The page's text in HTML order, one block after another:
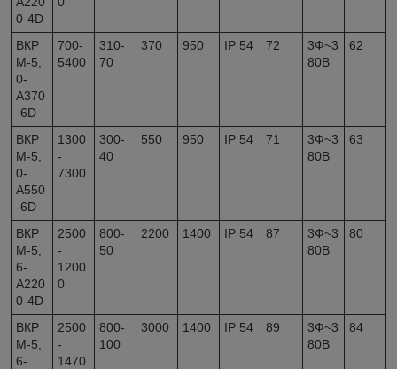
0-4D
ВКР
М-5,
0-
А370
-6D
700-
5400
310-
70
370 950 IP 54 72
3Ф~3
80В
62
ВКР
М-5,
0-
А550
-6D
1300
-
7300
300-
40
550 950 IP 54 71
3Ф~3
80В
63
ВКР
М-5,
6-
А220
0-4D
2500
-
1200
0
800-
50
2200 1400 IP 54 87
3Ф~3
80В
80
ВКР
М-5,
6-
2500
-
1470
800-
100
3000 1400 IP 54 89
3Ф~3
80В
84